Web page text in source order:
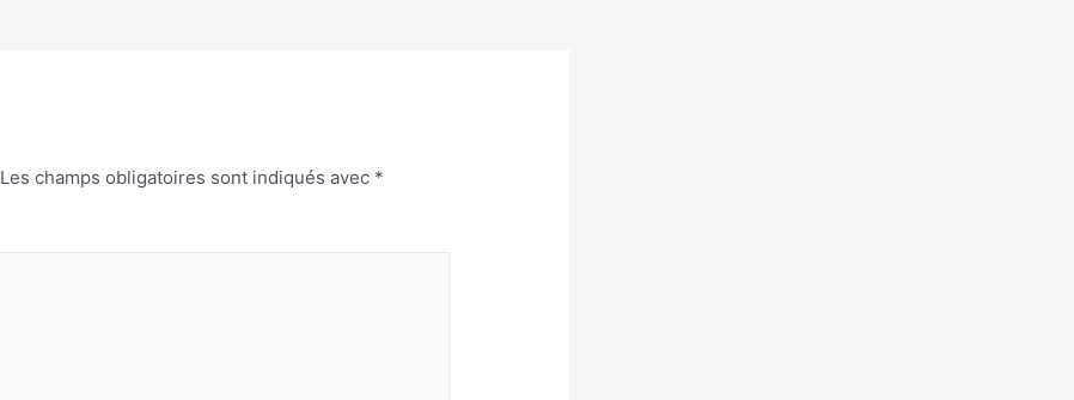
Les champs obligatoires sont indiqués avec *